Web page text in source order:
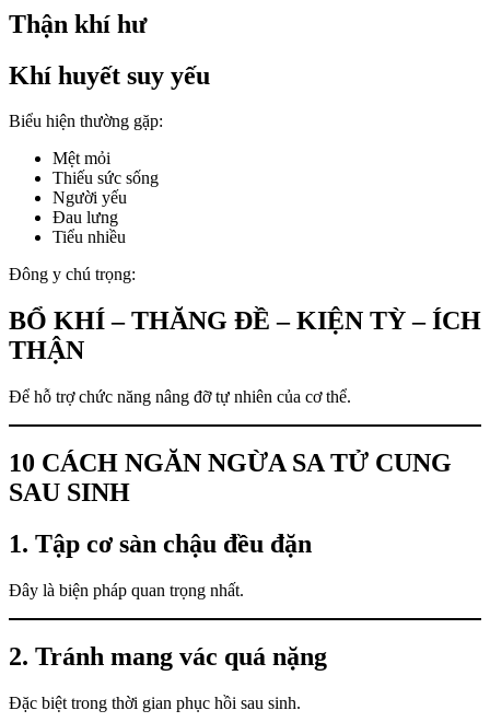
Thận khí hư
Khí huyết suy yếu
Biểu hiện thường gặp:
Mệt mỏi
Thiếu sức sống
Người yếu
Đau lưng
Tiểu nhiều
Đông y chú trọng:
BỔ KHÍ – THĂNG ĐỀ – KIỆN TỲ – ÍCH
THẬN
Để hỗ trợ chức năng nâng đỡ tự nhiên của cơ thể.
10 CÁCH NGĂN NGỪA SA TỬ CUNG
SAU SINH
1. Tập cơ sàn chậu đều đặn
Đây là biện pháp quan trọng nhất.
2. Tránh mang vác quá nặng
Đặc biệt trong thời gian phục hồi sau sinh.